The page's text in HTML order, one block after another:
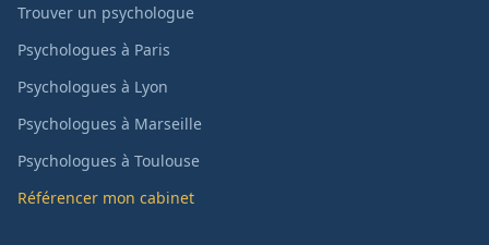
Trouver un psychologue
Psychologues à Paris
Psychologues à Lyon
Psychologues à Marseille
Psychologues à Toulouse
Référencer mon cabinet